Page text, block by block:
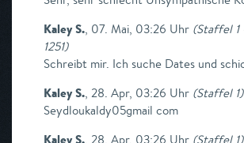
Kaley S., 07. Mai, 03:26 Uhr (Staffel 1
1251)
Schreibt mir. Ich suche Dates und
Kaley S., 28. Apr, 03:26 Uhr (Staffel 1)
Seydloukaldy05gmail com
Kaley S., 28. Apr, 03:26 Uhr (Staffel 1)